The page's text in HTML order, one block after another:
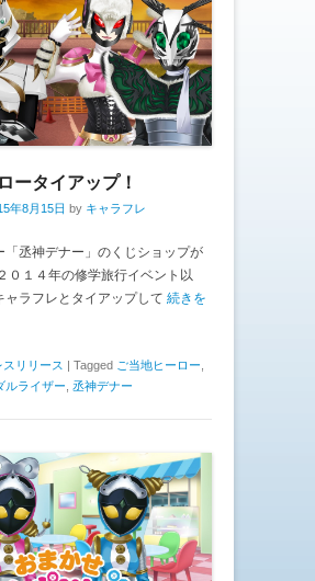
ータイアップ！
年8月15日 by キャラフレ
「丞神デナー」のくじショップが
０１４年の修学旅行イベント以
ャラフレとタイアップして 続きを
スリリース | Tagged ご当地ヒーロー
ルライザー 丞神デナー